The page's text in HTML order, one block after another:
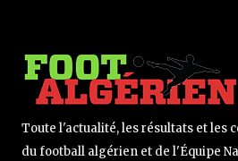
Toute l'actualité, les résultats et les
du football algérien et de l'Équipe